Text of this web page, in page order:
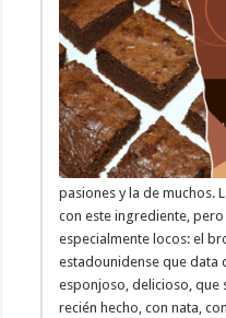
pasiones y la de muchos.
con este ingrediente,
especialmente locos: el
estadounidense que data
esponjoso, delicioso, que
recién hecho, con nata,